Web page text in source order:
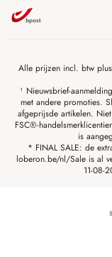
Alle prijzen incl. btw plus
¹ Nieuwsbrief-
met andere promoties.
afgeprijsde artikelen.
FSC®-
is
* FINAL SALE: de
loberon.be/nl/Sale is al
11-08-